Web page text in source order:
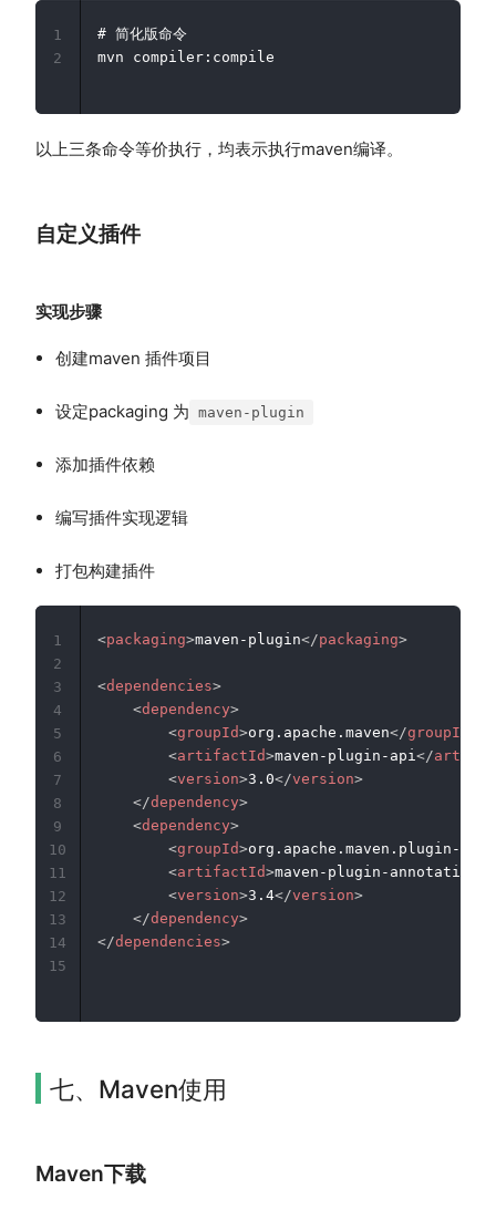
# 简化版命令
1
2
以上三条命令等价执行，均表示执行maven编译。
自定义插件
实现步骤
创建maven 插件项目
设定packaging 为 maven-plugin
添加插件依赖
编写插件实现逻辑
打包构建插件
<packaging>maven-plugin</packaging>
<dependencies>
<dependency>
<groupId>org.apache.maven</groupId
<artifactId>maven-plugin-api</
<version>3.0</version>
</dependency>
<dependency>
<groupId>org.apache.maven.plugin-
<artifactId>maven-plugin-annotations
<version>3.4</version>
</dependency>
</dependencies>
1
2
3
4
5
6
7
8
9
10
11
12
13
14
15
七、Maven使用
Maven下载